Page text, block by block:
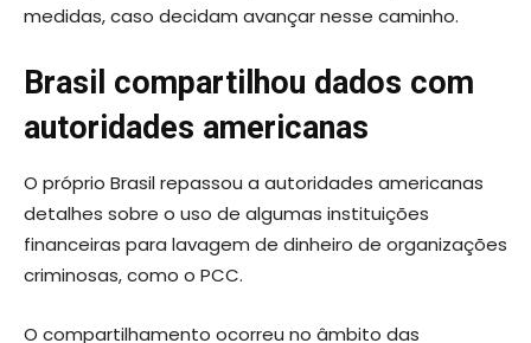
medidas, caso decidam avançar nesse caminho.
Brasil compartilhou dados com
autoridades americanas
O próprio Brasil repassou a autoridades americanas
detalhes sobre o uso de algumas instituições
financeiras para lavagem de dinheiro de organizações
criminosas, como o PCC.
O compartilhamento ocorreu no âmbito das